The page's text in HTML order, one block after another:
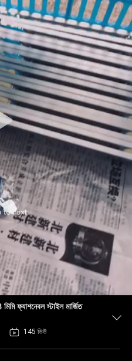
ফ্যাশনেবল স্টাইল মার্জিত
145 ভিউ